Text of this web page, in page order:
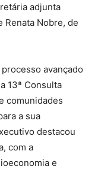
adjunta
Renata Nobre, de
avançado
13ª Consulta
comunidades
a sua
destacou
com a
e